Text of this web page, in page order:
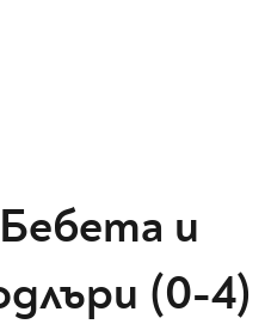
Бебета и
(0-4)